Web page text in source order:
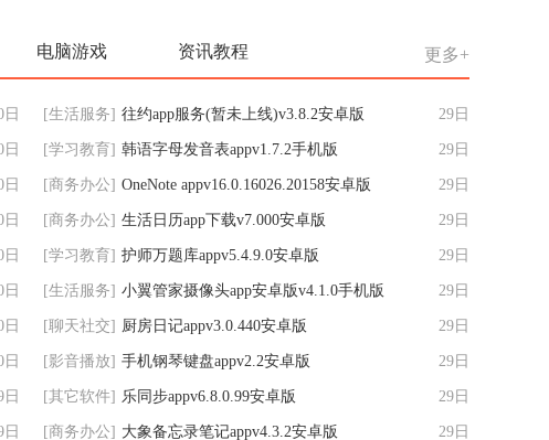
用功能
更多+
电脑游戏 资讯教程
日
日
日
日
日
日
日
日
日
日
29日
[生活服务] 往约app服务(暂未上线)v3.8.2安卓版
29日
[学习教育] 韩语字母发音表appv1.7.2手机版
29日
[商务办公] OneNote appv16.0.16026.20158安卓版
29日
[商务办公] 生活日历app下载v7.000安卓版
29日
[学习教育] 护师万题库appv5.4.9.0安卓版
29日
[生活服务] 小翼管家摄像头app安卓版v4.1.0手机版
29日
[聊天社交] 厨房日记appv3.0.440安卓版
29日
[影音播放] 手机钢琴键盘appv2.2安卓版
29日
[其它软件] 乐同步appv6.8.0.99安卓版
29日
[商务办公] 大象备忘录笔记appv4.3.2安卓版